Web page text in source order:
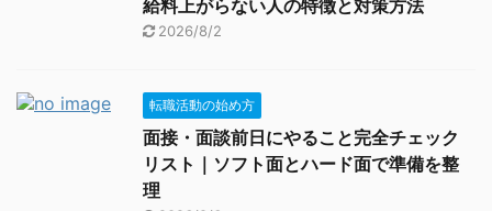
給料上がらない人の特徴と対策方法
2026/8/2
転職活動の始め方
面接・面談前日にやること完全チェック
リスト｜ソフト面とハード面で準備を整
理